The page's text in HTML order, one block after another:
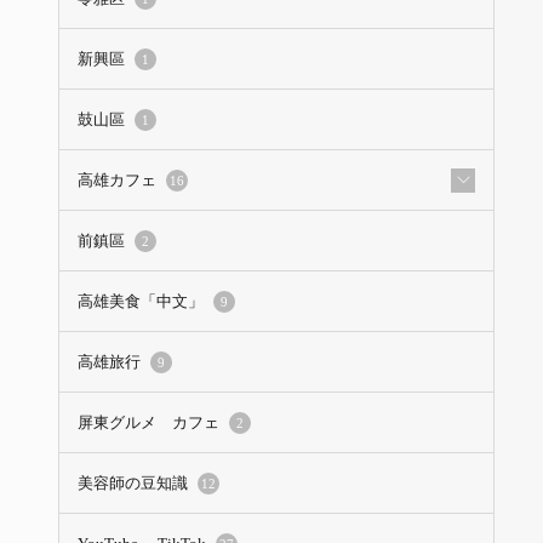
新興區 1
鼓山區 1
高雄カフェ 16
前鎮區 2
高雄美食「中文」 9
高雄旅行 9
屏東グルメ カフェ 2
美容師の豆知識 12